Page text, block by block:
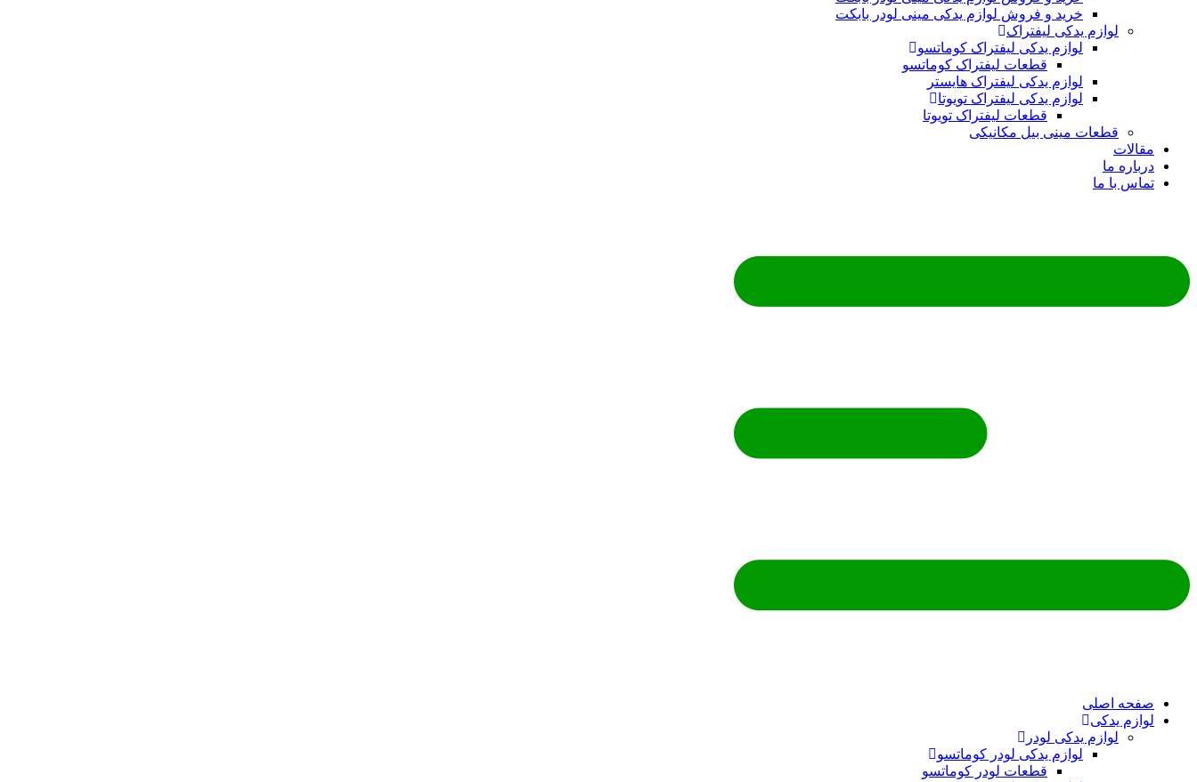
خرید و فروش لوازم یدکی مینی لودر بابکت
لوازم یدکی لیفتراک
لوازم یدکی لیفتراک کوماتسو
قطعات لیفتراک کوماتسو
لوازم یدکی لیفتراک هایستر
لوازم یدکی لیفتراک تویوتا
قطعات لیفتراک تویوتا
قطعات مینی بیل مکانیکی
مقالات
درباره ما
تماس با ما
صفحه اصلی
لوازم یدکی
لوازم یدکی لودر
لوازم یدکی لودر کوماتسو
قطعات لودر کوماتسو